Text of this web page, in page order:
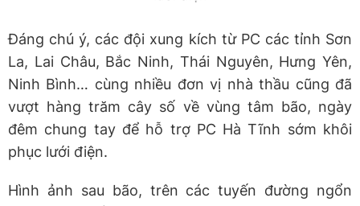
Đáng chú ý, các đội xung kích từ PC các tỉnh Sơn
La, Lai Châu, Bắc Ninh, Thái Nguyên, Hưng Yên,
Ninh Bình… cùng nhiều đơn vị nhà thầu cũng đã
vượt hàng trăm cây số về vùng tâm bão, ngày
đêm chung tay để hỗ trợ PC Hà Tĩnh sớm khôi
phục lưới điện.
Hình ảnh sau bão, trên các tuyến đường ngổn